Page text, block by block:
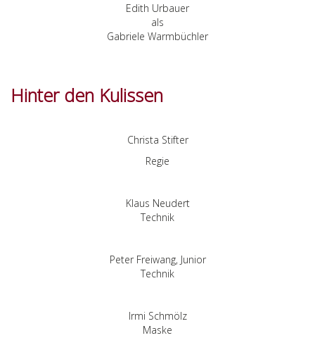
Edith Urbauer
als
Gabriele Warmbüchler
Hinter den Kulissen
Christa Stifter
Regie
Klaus Neudert
Technik
Peter Freiwang, Junior
Technik
Irmi Schmölz
Maske